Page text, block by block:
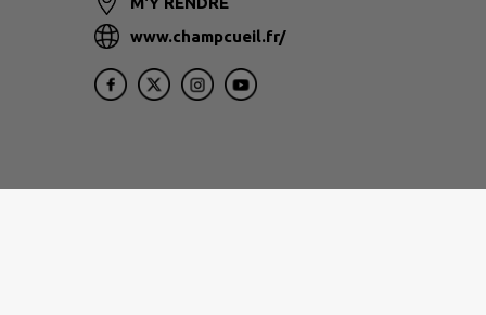
www.champcueil.fr/